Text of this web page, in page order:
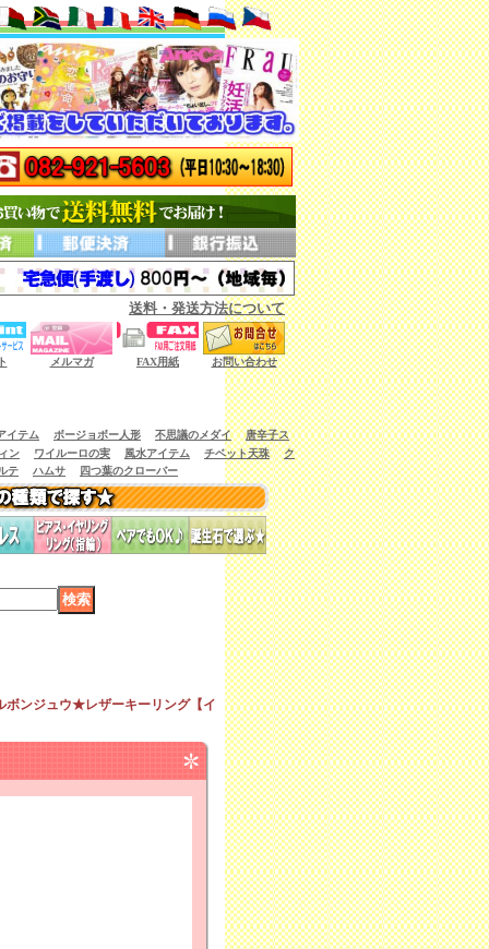
送料・発送方法について
メルマガ FAX用紙 お問い合わせ
イテム ボージョボー人形 不思議のメダイ
唐辛子ス
ン
ワイルーロの実 風水アイテム チベット天珠
ク
テ
ハムサ 四つ葉のクローバー
ンジュウ★レザーキーリング【イ